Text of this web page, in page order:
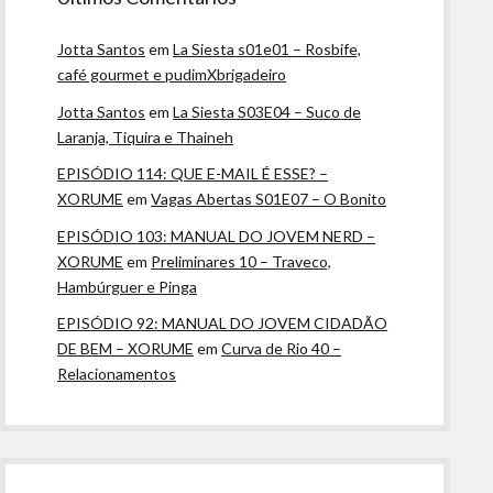
Jotta Santos emLa Siesta s01e01 – Rosbife,
café gourmet e pudimXbrigadeiro
Jotta Santos emLa Siesta S03E04 – Suco de
Laranja, Tiquira e Thaineh
EPISÓDIO 114: QUE E-MAIL É ESSE? –
XORUME emVagas Abertas S01E07 – O Bonito
EPISÓDIO 103: MANUAL DO JOVEM NERD –
XORUME em Preliminares 10 – Traveco,
Hambúrguer e Pinga
EPISÓDIO 92: MANUAL DO JOVEM CIDADÃO
DE BEM – XORUME emCurva de Rio 40 –
Relacionamentos